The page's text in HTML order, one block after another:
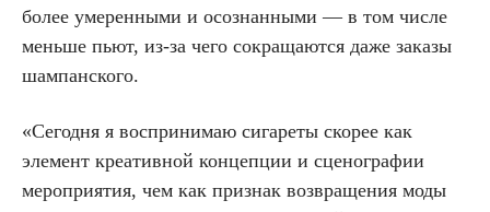
более умеренными и осознанными — в том числе
меньше пьют, из-за чего сокращаются даже заказы
шампанского.
«Сегодня я воспринимаю сигареты скорее как
элемент креативной концепции и сценографии
мероприятия, чем как признак возвращения моды